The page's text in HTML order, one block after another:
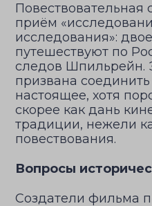
Повествовательная
приём
исследования»:
путешествуют по
следов Шпильрейн.
призвана
настоящее, хотя
скорее как дань
традиции, нежели
повествования.
Вопросы
Создатели фильма